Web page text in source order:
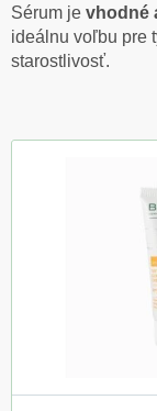
Sérum je vhodné
ideálnu voľbu pre
starostlivosť.